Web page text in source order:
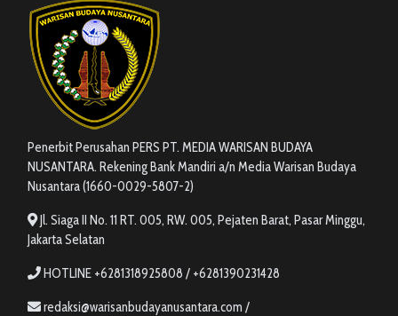
Penerbit Perusahan PERS PT. MEDIA WARISAN BUDAYA
NUSANTARA. Rekening Bank Mandiri a/n Media Warisan Budaya
Nusantara (1660-0029-5807-2)
Jl. Siaga II No. 11 RT. 005, RW. 005, Pejaten Barat, Pasar Minggu,
Jakarta Selatan
HOTLINE +6281318925808 / +6281390231428
redaksi@warisanbudayanusantara.com /